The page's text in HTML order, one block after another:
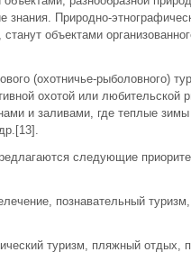
знания. Природно-
объектами
(охотничье-рыболовного)
охотой или любительской
и заливами, где теплые
следующие
познавательный туризм,
туризм, пляжный отдых,